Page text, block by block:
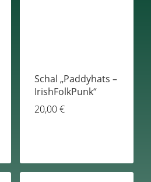
Schal „Paddyhats –
IrishFolkPunk“
20,00€